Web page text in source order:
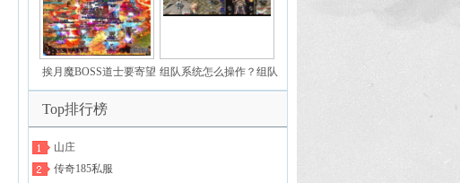
挨月魔BOSS道士要寄望
不时的放毒
组队系统怎么操作？组队
让你更为强大
Top排行榜
山庄
传奇185私服